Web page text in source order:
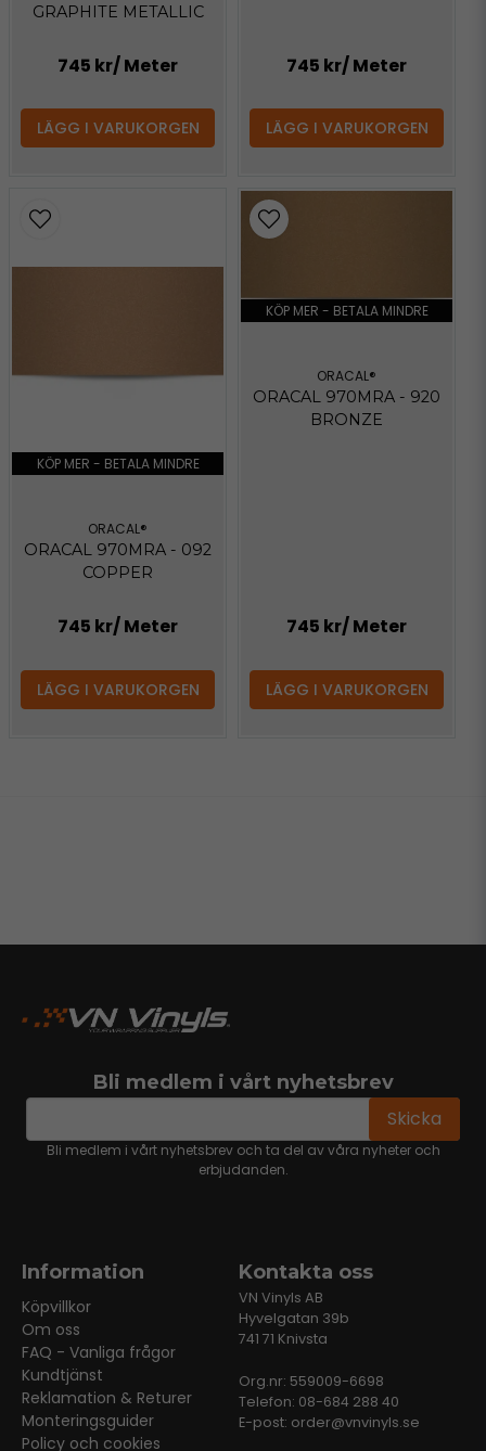
GRAPHITE METALLIC
745 kr/ Meter
LÄGG I VARUKORGEN
745 kr/ Meter
LÄGG I VARUKORGEN
KÖP MER - BETALA MINDRE
ORACAL®
ORACAL 970MRA - 092
COPPER
745 kr/ Meter
LÄGG I VARUKORGEN
KÖP MER - BETALA MINDRE
ORACAL®
ORACAL 970MRA - 920
BRONZE
745 kr/ Meter
LÄGG I VARUKORGEN
Bli medlem i vårt nyhetsbrev
email Skicka
Bli medlem i vårt nyhetsbrev och ta del av våra nyheter och
erbjudanden.
Information
Köpvillkor
Om oss
FAQ - Vanliga frågor
Kundtjänst
Reklamation & Returer
Monteringsguider
Policy och cookies
Kontakta oss
VN Vinyls AB
Hyvelgatan 39b
741 71 Knivsta
Org.nr: 559009-6698
Telefon: 08-684 288 40
E-post: order@vnvinyls.se